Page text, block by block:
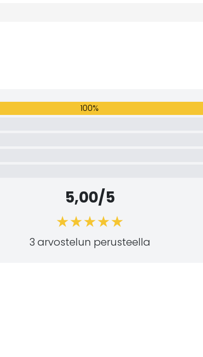
100%
5,00/5
3 arvostelun perusteella